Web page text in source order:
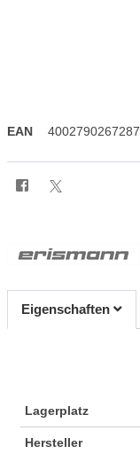
EAN 4002790267287
Eigenschaften
Lagerplatz
Hersteller